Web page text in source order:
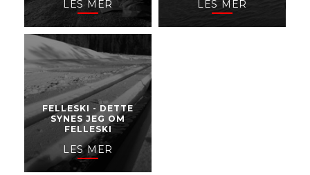
LES MER LES MER
FELLESKI - DETTE
SYNES JEG OM
FELLESKI
LES MER